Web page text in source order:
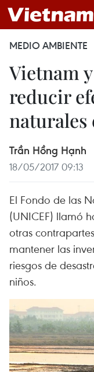
MEDIO AMBIENTE
Vietnam
reducir
naturales
Trần Hồng Hạnh
18/05/2017 09:13
El Fondo de las
(UNICEF) llamó
otras
mantener las
riesgos de
niños.